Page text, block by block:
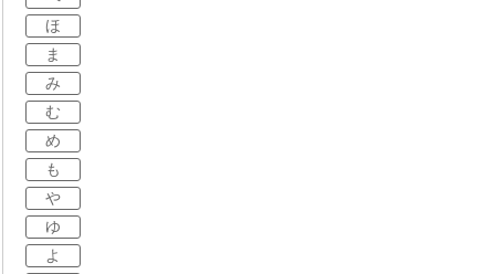
ほ
ま
み
む
め
も
や
ゆ
よ